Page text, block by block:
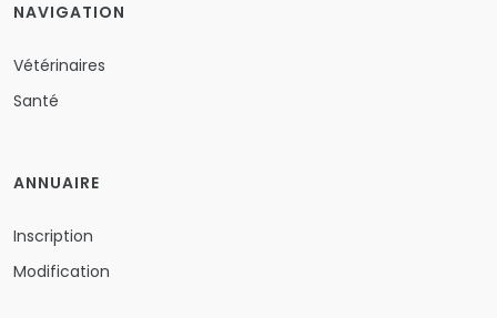
NAVIGATION
Vétérinaires
Santé
ANNUAIRE
Inscription
Modification